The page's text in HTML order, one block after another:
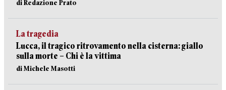
di Redazione Prato
La tragedia
Lucca, il tragico ritrovamento nella cisterna: giallo
sulla morte – Chi è la vittima
di Michele Masotti